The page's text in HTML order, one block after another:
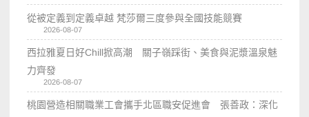
從被定義到定義卓越 梵莎爾三度參與全國技能競賽
2026-08-07
西拉雅夏日好Chill掀高潮 關子嶺踩街、美食與泥漿溫泉魅
力齊發
2026-08-07
桃園營造相關職業工會攜手北區職安促進會 張善政：深化